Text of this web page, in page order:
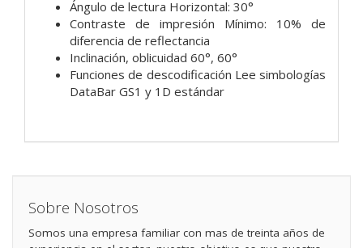
Ángulo de lectura Horizontal: 30°
Contraste de impresión Mínimo: 10% de
diferencia de reflectancia
Inclinación, oblicuidad 60°, 60°
Funciones de descodificación Lee simbologías
DataBar GS1 y 1D estándar
Sobre Nosotros
Somos una empresa familiar con mas de treinta años de